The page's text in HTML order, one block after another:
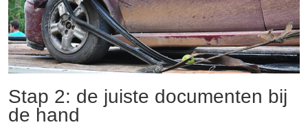
Stap 2: de juiste documenten bij
de hand